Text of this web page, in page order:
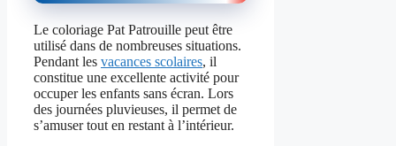
Le coloriage Pat Patrouille peut être
utilisé dans de nombreuses situations.
Pendant les vacances scolaires, il
constitue une excellente activité pour
occuper les enfants sans écran. Lors
des journées pluvieuses, il permet de
s’amuser tout en restant à l’intérieur.